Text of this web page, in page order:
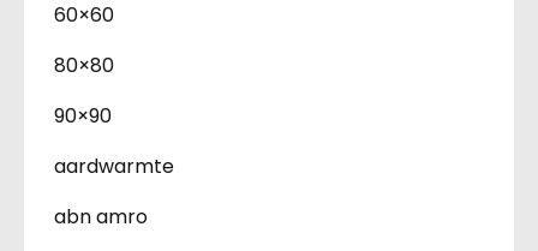
60×60
80×80
90×90
aardwarmte
abn amro